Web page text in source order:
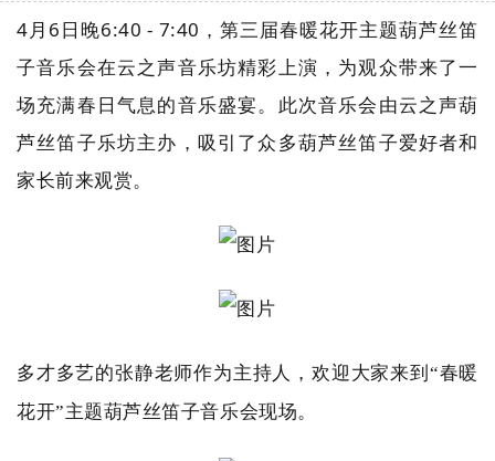
4月6日晚6:40 - 7:40，第三届春暖花开主题葫芦丝笛
子音乐会在云之声音乐坊精彩上演，为观众带来了一
场充满春日气息的音乐盛宴。此次音乐会由云之声葫
芦丝笛子乐坊主办，吸引了众多葫芦丝笛子爱好者和
家长前来观赏。
多才多艺的张静老师作为主持人，欢迎大家来到“春暖
花开”主题葫芦丝笛子音乐会现场。